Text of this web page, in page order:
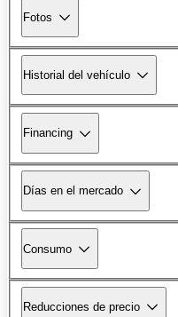
Fotos
Historial del vehículo
Financing
Días en el mercado
Consumo
Reducciones de precio